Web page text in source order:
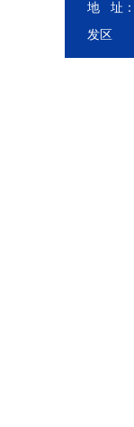
地 址：
发区